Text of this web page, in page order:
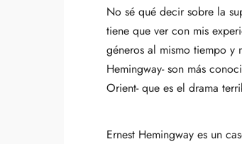
No sé qué decir sobre la
tiene que ver con mis
géneros al mismo tiempo y
Hemingway- son más
Orient- que es el drama
Ernest Hemingway es un